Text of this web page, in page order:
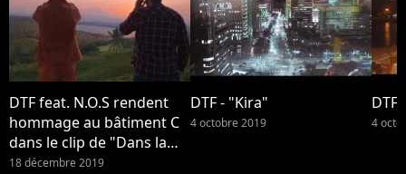
DTF feat. N.O.S rendent
hommage au bâtiment C
dans le clip de "Dans la
ville"
18 décembre 2019
DTF - "Kira"
4 octobre 2019
DTF
4